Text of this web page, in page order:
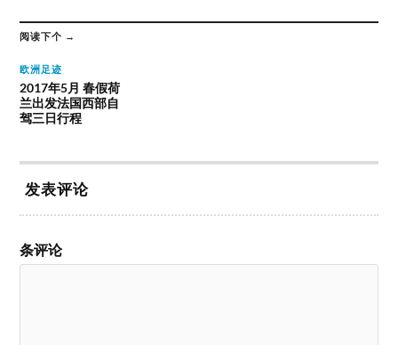
阅读下个 →
欧洲足迹
2017年5月 春假荷
兰出发法国西部自
驾三日行程
发表评论
条评论